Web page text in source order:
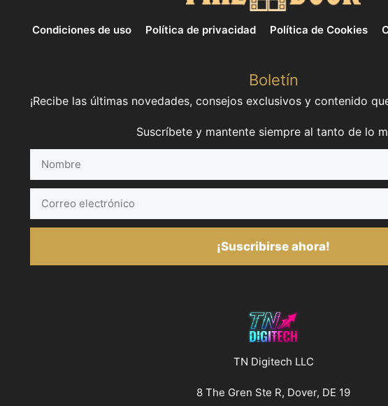
Condiciones de uso Política de privacidad Política de Cookies
Boletín
¡Recibe las últimas novedades, consejos exclusivos y contenido
Suscríbete y mantente siempre al tanto de lo
electrónico
¡Suscribirse ahora!
TN Digitech LLC
8 The Gren Ste R, Dover, DE 19